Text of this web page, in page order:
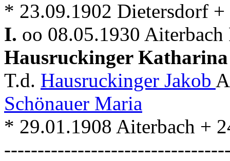
* 23.09.1902 Dietersdorf
I. oo 08.05.1930
Hausruckinger Katharina
T.d. Hausruckinger Jakob
Schönauer Maria
* 29.01.1908 Aiterbach +